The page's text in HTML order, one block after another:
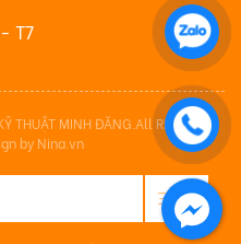
T7
THUẬT MINH ĐĂNG.All Rights
by Nina.vn